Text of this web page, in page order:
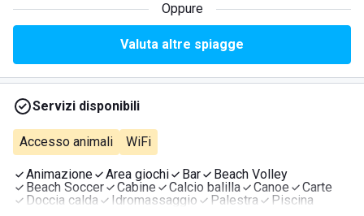
Oppure
Valuta altre spiagge
Servizi disponibili
Accesso animali WiFi
Animazione Area giochi Bar
Beach Volley
Beach Soccer
Cabine Calcio balilla Canoe
Carte
Doccia calda
Idromassaggio Palestra
Piscina